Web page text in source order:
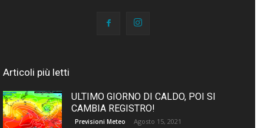
Articoli più letti
ULTIMO GIORNO DI CALDO, POI SI
CAMBIA REGISTRO!
Previsioni Meteo Agosto 15, 2021